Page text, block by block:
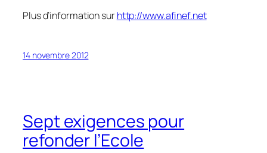
Plus d’information surhttp://www.afinef.net
14 novembre 2012
Sept exigences pour
refonder l’Ecole